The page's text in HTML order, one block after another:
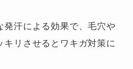
発汗による効果で、毛穴や
キリさせるとワキガ対策に